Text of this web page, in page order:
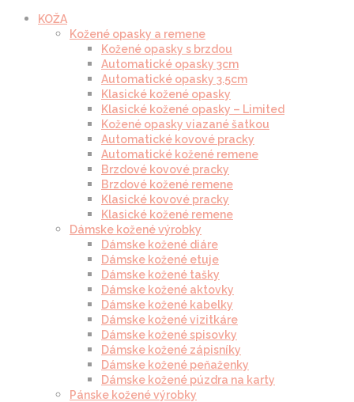
KOŽA
Kožené opasky a remene
Kožené opasky s brzdou
Automatické opasky 3cm
Automatické opasky 3.5cm
Klasické kožené opasky
Klasické kožené opasky – Limited
Kožené opasky viazané šatkou
Automatické kovové pracky
Automatické kožené remene
Brzdové kovové pracky
Brzdové kožené remene
Klasické kovové pracky
Klasické kožené remene
Dámske kožené výrobky
Dámske kožené diáre
Dámske kožené etuje
Dámske kožené tašky
Dámske kožené aktovky
Dámske kožené kabelky
Dámske kožené vizitkáre
Dámske kožené spisovky
Dámske kožené zápisníky
Dámske kožené peňaženky
Dámske kožené púzdra na karty
Pánske kožené výrobky